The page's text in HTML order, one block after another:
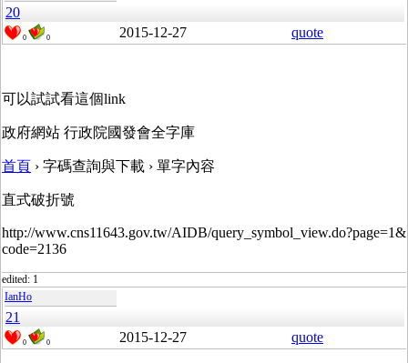
20
0 0 2015-12-27 quote
可以試試看這個link
政府網站 行政院國發會全字庫
首頁 › 字碼查詢與下載 › 單字內容
直式破折號
http://www.cns11643.gov.tw/AIDB/query_symbol_view.do?page=1&
code=2136
edited: 1
IanHo
21
0 0 2015-12-27 quote